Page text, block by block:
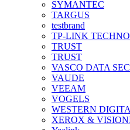
SYMANTEC
TARGUS
testbrand
TP-LINK
TRUST
TRUST
VASCO DATA
VAUDE
VEEAM
VOGELS
WESTERN
XEROX &